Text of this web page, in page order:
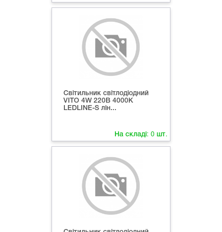
Світильник світлодіодний
VITO 4W 220В 4000K
LEDLINE-S лін...
На складі: 0 шт.